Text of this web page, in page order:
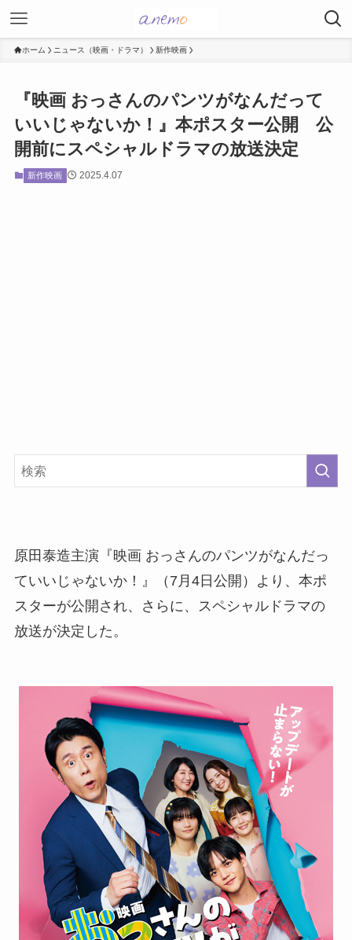
ホーム ニュース（映画・ドラマ） 新作映画
『映画 おっさんのパンツがなんだって
いいじゃないか！』本ポスター公開 公
開前にスペシャルドラマの放送決定
新作映画 2025.4.07
原田泰造主演『映画 おっさんのパンツがなんだっ
ていいじゃないか！』（7月4日公開）より、本ポ
スターが公開され、さらに、スペシャルドラマの
放送が決定した。